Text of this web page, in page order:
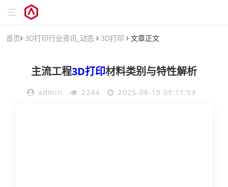
首页 3D打印行业资讯_动态 3D打印 文章正文
主流工程3D打印材料类别与特性解析
admin 2244 2025-08-19 09:11:59